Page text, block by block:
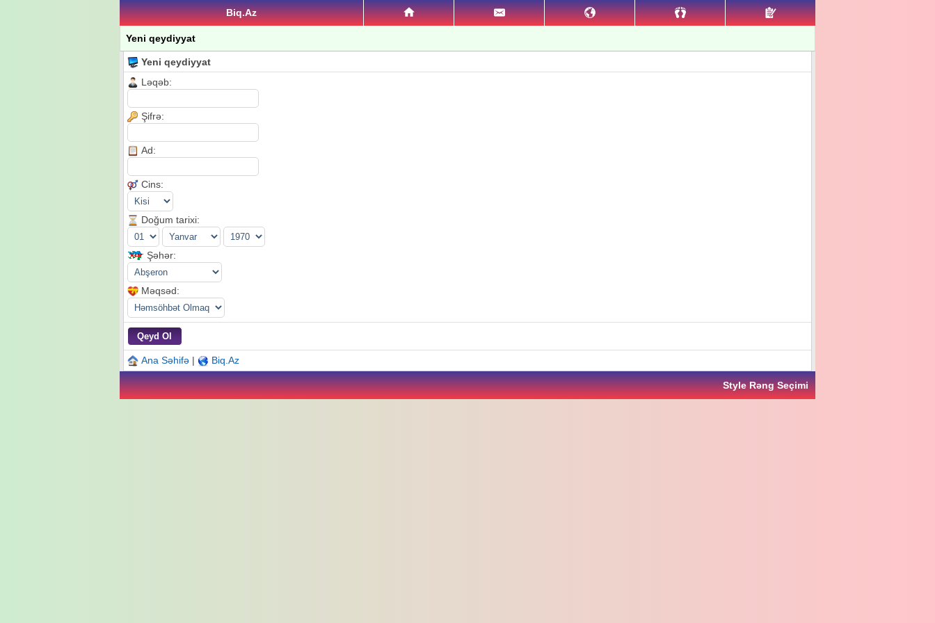
Biq.Az
Yeni qeydiyyat
Yeni qeydiyyat
Ləqəb:
Şifrə:
Ad:
Cins:
Doğum tarixi:
Şəhər:
Məqsəd:
Ana Səhifə | Biq.Az
Style Rəng Seçimi